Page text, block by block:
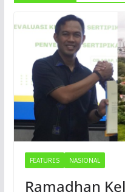
FEATURES NASIONAL
Ramadhan